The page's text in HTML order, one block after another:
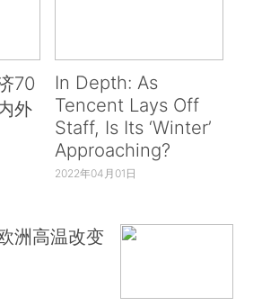
70
外
In Depth: As
Tencent Lays Off
Staff, Is Its ‘Winter’
Approaching?
2022年04月01日
洲高温改变